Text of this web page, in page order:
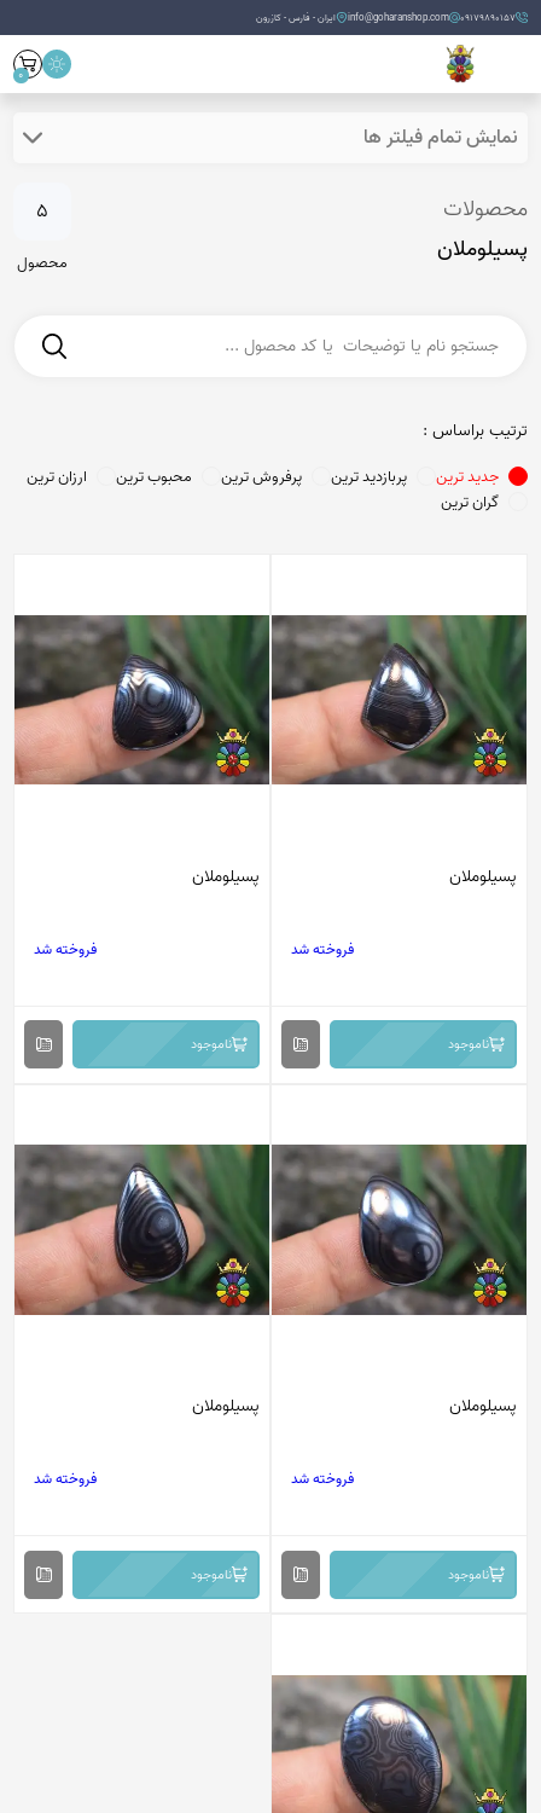
09179890157
info@goharanshop.com ایران - فارس - کازرون
0
نمایش تمام فیلتر ها
محصولات
پسیلوملان
5
محصول
ترتیب براساس :
جدید ترین پربازدید ترین پرفروش ترین محبوب ترین
ارزان ترین
گران ترین
پسیلوملان
فروخته شد
ناموجود
پسیلوملان
فروخته شد
ناموجود
پسیلوملان
فروخته شد
ناموجود
پسیلوملان
فروخته شد
ناموجود